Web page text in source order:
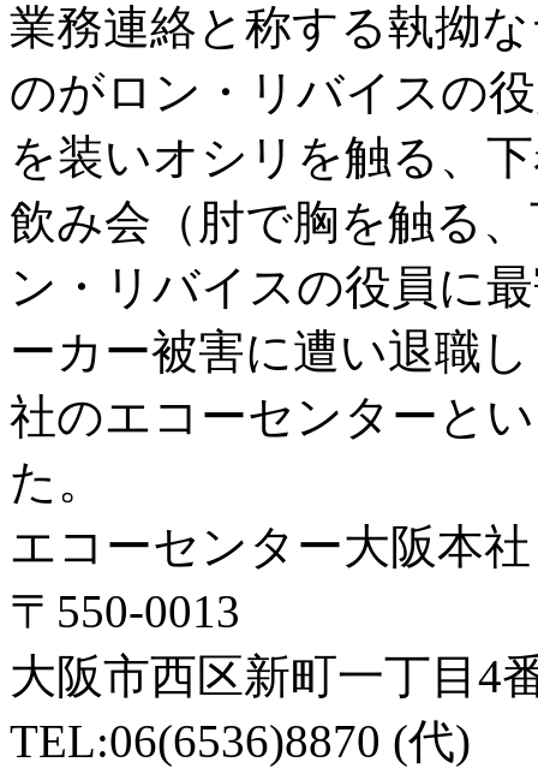
業務連絡と称する執拗
のがロン・リバイスの
を装いオシリを触る、
飲み会（肘で胸を触る
ン・リバイスの役員に
ーカー被害に遭い退職
社のエコーセンターと
た。
エコーセンター大阪本社
〒550-0013
大阪市西区新町一丁目4
TEL:06(6536)8870 (代)